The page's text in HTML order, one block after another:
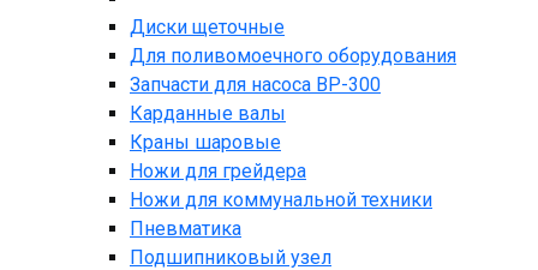
Диски щеточные
Для поливомоечного оборудования
Запчасти для насоса BP-300
Карданные валы
Краны шаровые
Ножи для грейдера
Ножи для коммунальной техники
Пневматика
Подшипниковый узел